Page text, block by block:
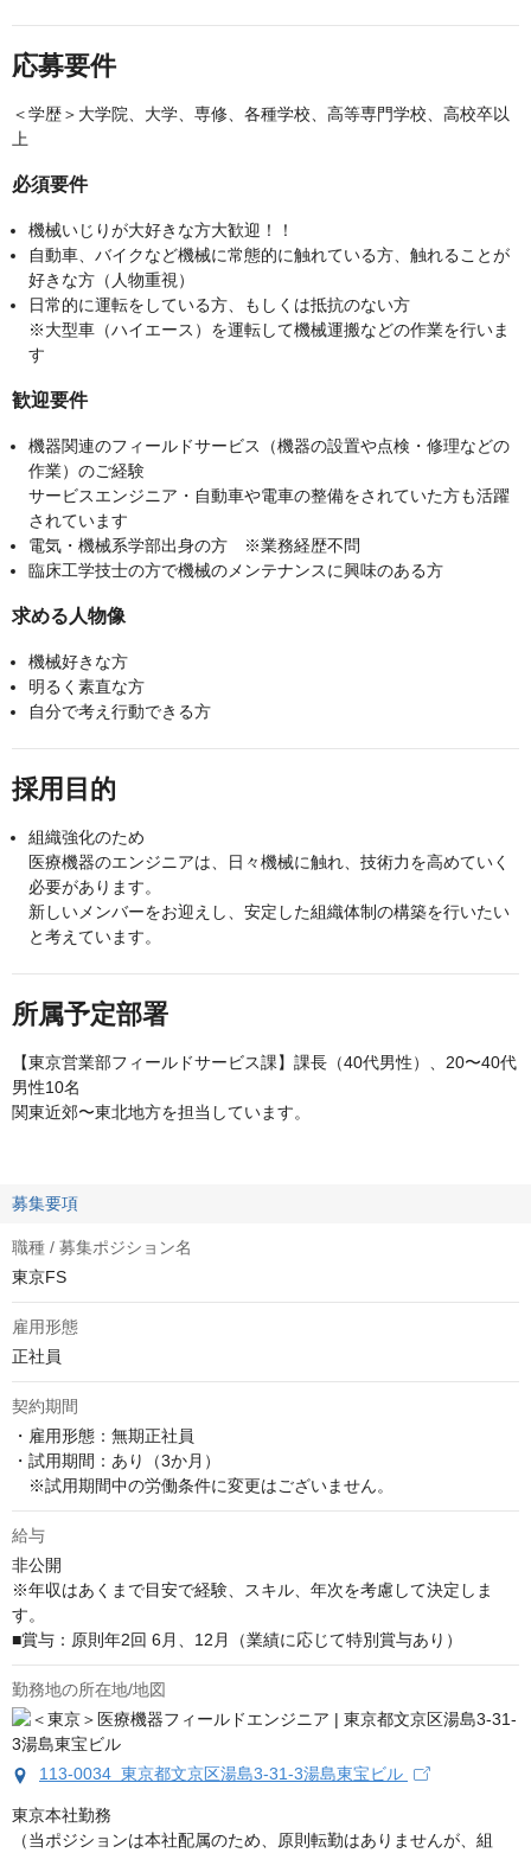
応募要件
＜学歴＞大学院、大学、専修、各種学校、高等専門学校、高校卒以
上
必須要件
機械いじりが大好きな方大歓迎！！
自動車、バイクなど機械に常態的に触れている方、触れることが
好きな方（人物重視）
日常的に運転をしている方、もしくは抵抗のない方
※大型車（ハイエース）を運転して機械運搬などの作業を行いま
す
歓迎要件
機器関連のフィールドサービス（機器の設置や点検・修理などの
作業）のご経験
サービスエンジニア・自動車や電車の整備をされていた方も活躍
されています
電気・機械系学部出身の方 ※業務経歴不問
臨床工学技士の方で機械のメンテナンスに興味のある方
求める人物像
機械好きな方
明るく素直な方
自分で考え行動できる方
採用目的
組織強化のため
医療機器のエンジニアは、日々機械に触れ、技術力を高めていく
必要があります。
新しいメンバーをお迎えし、安定した組織体制の構築を行いたい
と考えています。
所属予定部署
【東京営業部フィールドサービス課】課長（40代男性）、20〜40代
男性10名
関東近郊〜東北地方を担当しています。
募集要項
職種 / 募集ポジション名
東京FS
雇用形態
正社員
契約期間
・雇用形態：無期正社員
・試用期間：あり（3か月）
※試用期間中の労働条件に変更はございません。
給与
非公開
※年収はあくまで目安で経験、スキル、年次を考慮して決定しま
す。
■賞与：原則年2回 6月、12月（業績に応じて特別賞与あり）
勤務地の所在地/地図
113-0034 東京都文京区湯島3-31-3湯島東宝ビル
東京本社勤務
（当ポジションは本社配属のため、原則転勤はありませんが、組